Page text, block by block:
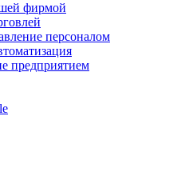
фирмой
персоналом
предприятием